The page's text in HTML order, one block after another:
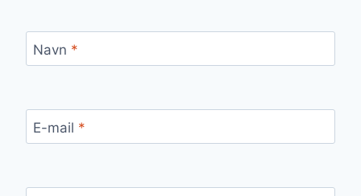
Navn *
E-mail *